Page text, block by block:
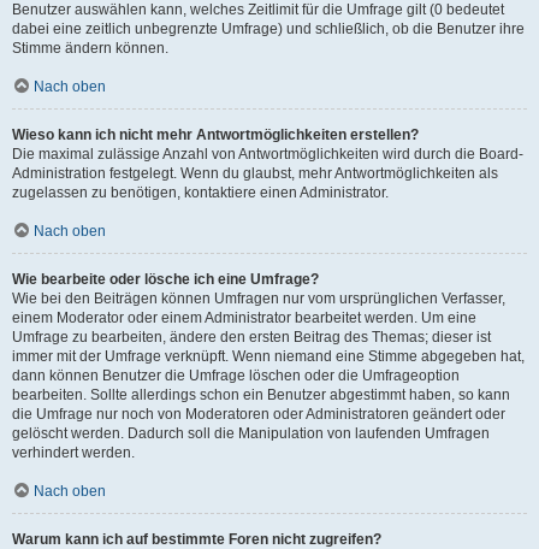
Benutzer auswählen kann, welches Zeitlimit für die Umfrage gilt (0 bedeutet
dabei eine zeitlich unbegrenzte Umfrage) und schließlich, ob die Benutzer ihre
Stimme ändern können.
Nach oben
Wieso kann ich nicht mehr Antwortmöglichkeiten erstellen?
Die maximal zulässige Anzahl von Antwortmöglichkeiten wird durch die Board-
Administration festgelegt. Wenn du glaubst, mehr Antwortmöglichkeiten als
zugelassen zu benötigen, kontaktiere einen Administrator.
Nach oben
Wie bearbeite oder lösche ich eine Umfrage?
Wie bei den Beiträgen können Umfragen nur vom ursprünglichen Verfasser,
einem Moderator oder einem Administrator bearbeitet werden. Um eine
Umfrage zu bearbeiten, ändere den ersten Beitrag des Themas; dieser ist
immer mit der Umfrage verknüpft. Wenn niemand eine Stimme abgegeben hat,
dann können Benutzer die Umfrage löschen oder die Umfrageoption
bearbeiten. Sollte allerdings schon ein Benutzer abgestimmt haben, so kann
die Umfrage nur noch von Moderatoren oder Administratoren geändert oder
gelöscht werden. Dadurch soll die Manipulation von laufenden Umfragen
verhindert werden.
Nach oben
Warum kann ich auf bestimmte Foren nicht zugreifen?